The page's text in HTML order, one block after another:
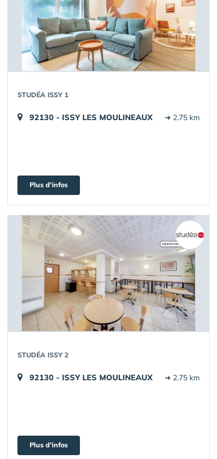
STUDÉA ISSY 1
92130 - ISSY LES MOULINEAUX ➔ 2.75 km
Plus d'infos
STUDÉA ISSY 2
92130 - ISSY LES MOULINEAUX ➔ 2.75 km
Plus d'infos